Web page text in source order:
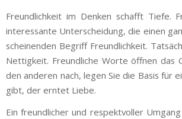
Freundlichkeit im Denken schafft Tiefe.
interessante Unterscheidung, die einen
scheinenden Begriff Freundlichkeit.
Nettigkeit. Freundliche Worte öffnen das
den anderen nach, legen Sie die Basis für
gibt, der erntet Liebe.
Ein freundlicher und respektvoller